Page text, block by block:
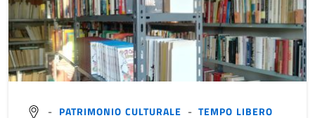
- PATRIMONIO CULTURALE -TEMPO LIBERO